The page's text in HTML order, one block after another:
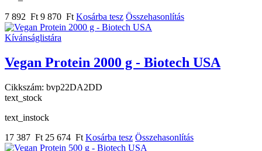
7 892 Ft 9 870 Ft Kosárba tesz Összehasonlítás
Kívánságlistára
Vegan Protein 2000 g - Biotech USA
Cikkszám: bvp22DA2DD
text_stock
text_instock
17 387 Ft 25 674 Ft Kosárba tesz Összehasonlítás